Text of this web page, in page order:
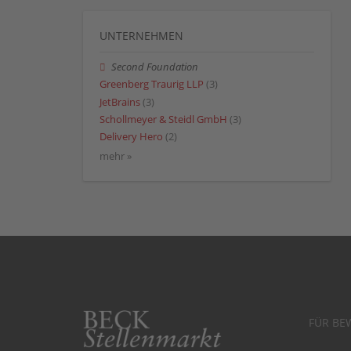
UNTERNEHMEN
Second Foundation
Greenberg Traurig LLP (3)
JetBrains (3)
Schollmeyer & Steidl GmbH (3)
Delivery Hero (2)
mehr »
FÜR